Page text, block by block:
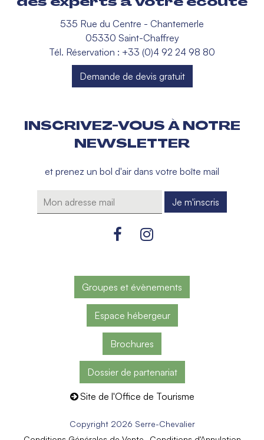
535 Rue du Centre - Chantemerle
05330 Saint-Chaffrey
Tél. Réservation : +33 (0)4 92 24 98 80
Demande de devis gratuit
INSCRIVEZ-VOUS À NOTRE
NEWSLETTER
et prenez un bol d'air dans votre boîte mail
Groupes et évènements
Espace hébergeur
Brochures
Dossier de partenariat
Site de l'Office de Tourisme
Copyright 2026 Serre-Chevalier